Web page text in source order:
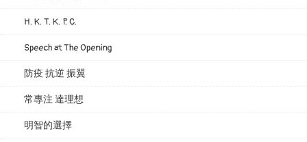
H. K. T. K. P. C.
Speech at The Opening
防疫 抗逆 振翼
常專注 達理想
明智的選擇